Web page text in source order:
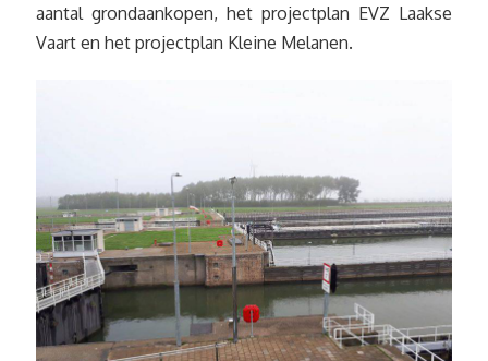
aantal grondaankopen, het projectplan EVZ Laakse
Vaart en het projectplan Kleine Melanen.